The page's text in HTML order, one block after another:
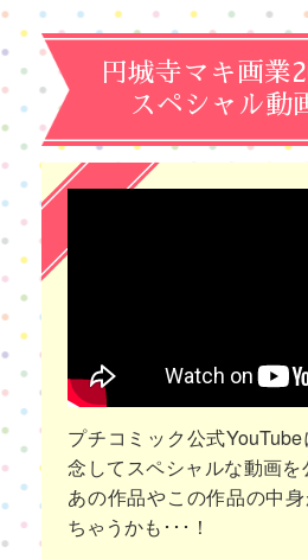
円城寺マキ画業
スペシャル動
プチコミック公式
念してスペシャルな動画を
あの作品やこの作品の中
ちゃうかも･･･！